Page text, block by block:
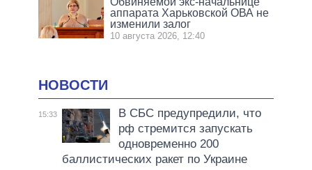
аппарата Харьковской ОВА не
изменили залог
10 августа 2026, 12:40
НОВОСТИ
15:33
В СБС предупредили, что
рф стремится запускать
одновременно 200
баллистических ракет по Украине